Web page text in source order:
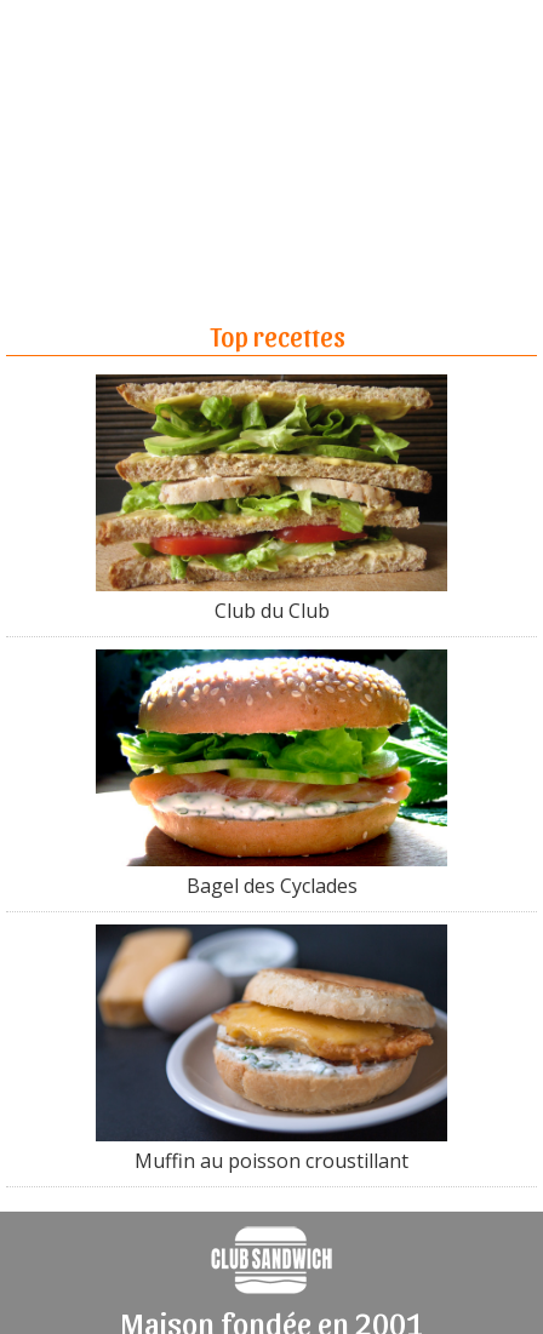
Top recettes
Club du Club
Bagel des Cyclades
Muffin au poisson croustillant
Maison fondée en 2001